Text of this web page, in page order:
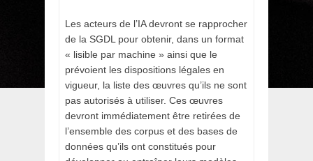
Les acteurs de l’IA devront se rapprocher
de la SGDL pour obtenir, dans un format
« lisible par machine » ainsi que le
prévoient les dispositions légales en
vigueur, la liste des œuvres qu’ils ne sont
pas autorisés à utiliser. Ces œuvres
devront immédiatement être retirées de
l’ensemble des corpus et des bases de
données qu’ils ont constitués pour